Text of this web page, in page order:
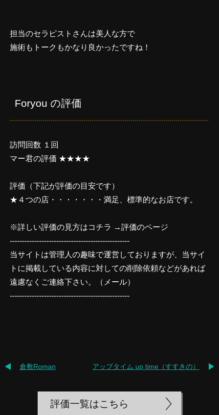
担当のセラピストさんは美人な方で
施術もトークもかなり良かったですね！
Foryou の評価
訪問回数 １回
マー君の評価 ★★★★
評価（下記が評価の目安です）
★４つの店・・・・・・・満足、標準的なお店です。
※詳しい評価の見方はコチラ →評価のページ
-------------------------------------------------
当サイトは管理人の趣味で運営しておりますが、当サイ
トに掲載している内容に対しての削除依頼などがあれば
遠慮なくご連絡下さい。（ メール）
-------------------------------------------------
倉敷Roman アップタイム up time（すすきの）
評価一覧はこちら